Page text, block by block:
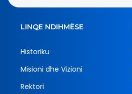
LINQE NDIHMËSE
Historiku
Misioni dhe Vizioni
Rektori